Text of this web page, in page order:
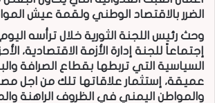
الضرر بالاقتصاد الوطني ولقمة عيش
وحث رئيس اللجنة الثورية خلال ترأسه
إجتماعاً للجنة إدارة الأزمة الاقتصادية،
السياسية التي تربطها بقطاع الصرافة
عميقة، إستثمار علاقاتها تلك من اجل
والمواطن اليمني في الظروف الراهنة